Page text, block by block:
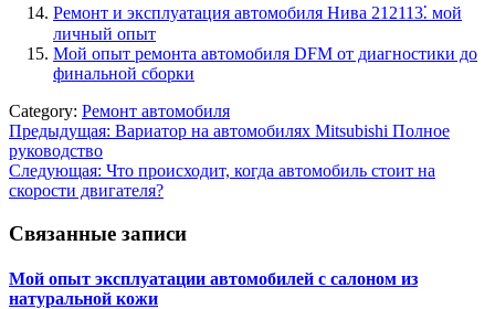
Ремонт и эксплуатация автомобиля Нива 212113⁚ мой
личный опыт
Мой опыт ремонта автомобиля DFM от диагностики до
финальной сборки
Category: Ремонт автомобиля
Навигация
по
записям
Предыдущая: Вариатор на автомобилях Mitsubishi Полное
руководство
Следующая: Что происходит, когда автомобиль стоит на
скорости двигателя?
Связанные записи
Мой опыт эксплуатации автомобилей с салоном из
натуральной кожи